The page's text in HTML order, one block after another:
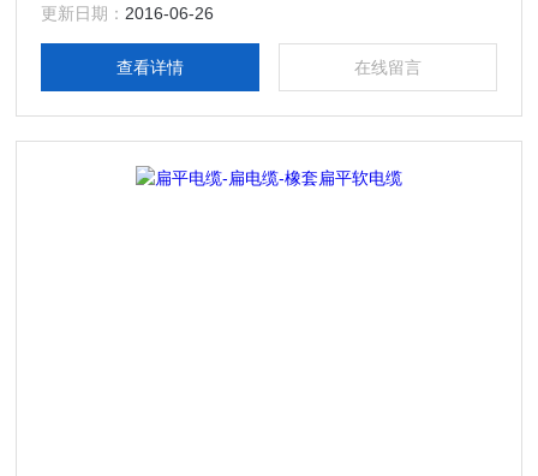
更新日期： 2016-06-26
查看详情 在线留言